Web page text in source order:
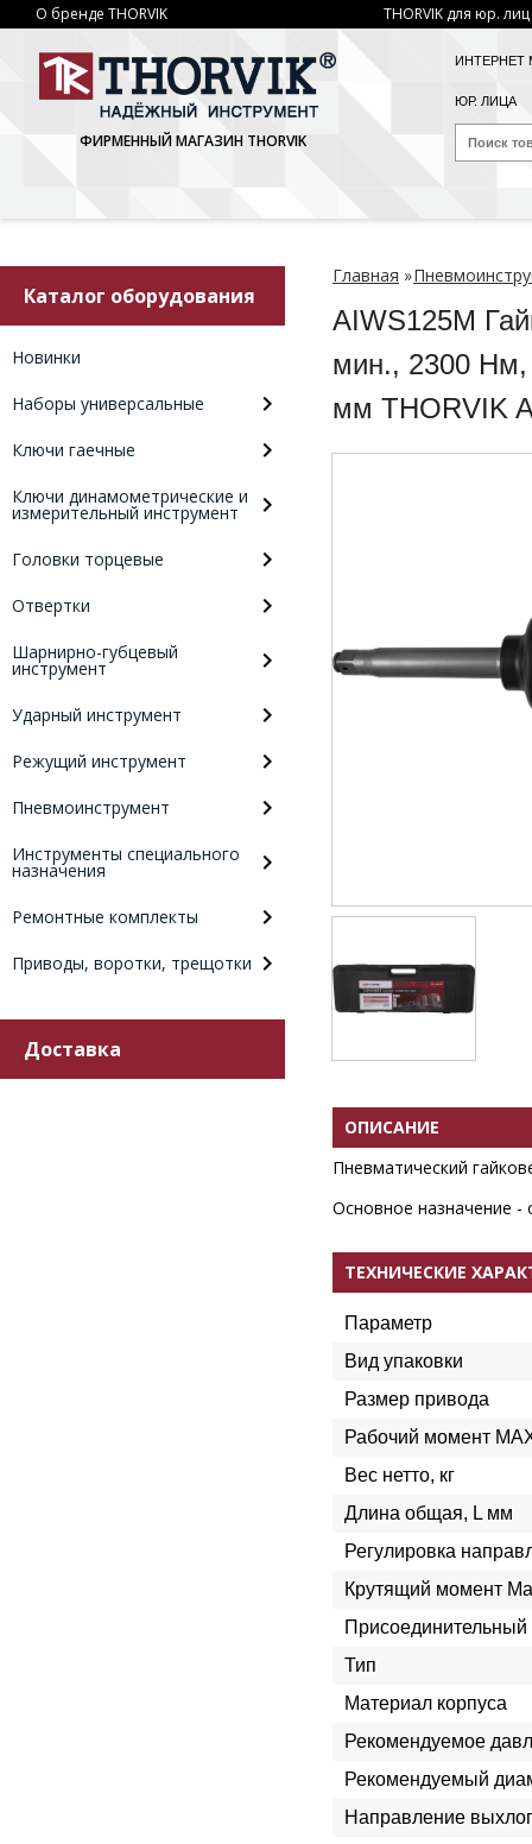
О бренде THORVIK THORVIK для юр. лиц
ФИРМЕННЫЙ МАГАЗИН THORVIK
ИНТЕРНЕТ
ЮР. ЛИЦА
Каталог оборудования
Новинки
Наборы универсальные
Ключи гаечные
Ключи динамометрические и
измерительный инструмент
Головки торцевые
Отвертки
Шарнирно-губцевый
инструмент
Ударный инструмент
Режущий инструмент
Пневмоинструмент
Инструменты специального
назначения
Ремонтные комплекты
Приводы, воротки, трещотки
Доставка
Главная »
AIWS125M
мин., 2300 Нм,
мм THORVIK
ОПИСАНИЕ
Пневматический
Основное назначение -
ТЕХНИЧЕСКИЕ
Параметр
Вид упаковки
Размер привода
Рабочий момент
Вес нетто, кг
Длина общая, L мм
Регулировка
Крутящий момент
Тип
Материал корпуса
Рекомендуемое
Рекомендуемый
Направление